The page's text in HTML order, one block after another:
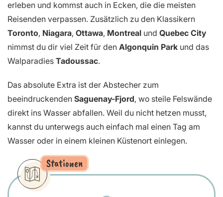
erleben und kommst auch in Ecken, die die meisten
Reisenden verpassen. Zusätzlich zu den Klassikern
Toronto, Niagara, Ottawa, Montreal und Quebec City
nimmst du dir viel Zeit für den Algonquin Park und das
Walparadies Tadoussac.
Das absolute Extra ist der Abstecher zum
beeindruckenden Saguenay-Fjord, wo steile Felswände
direkt ins Wasser abfallen. Weil du nicht hetzen musst,
kannst du unterwegs auch einfach mal einen Tag am
Wasser oder in einem kleinen Küstenort einlegen.
Stationen